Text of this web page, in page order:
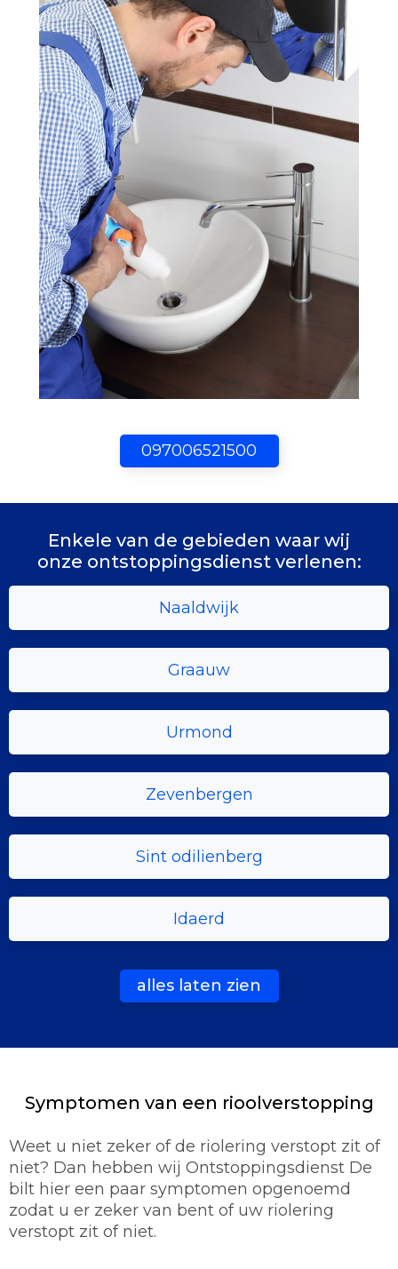
097006521500
Enkele van de gebieden waar wij
onze ontstoppingsdienst verlenen:
Naaldwijk
Graauw
Urmond
Zevenbergen
Sint odilienberg
Idaerd
alles laten zien
Symptomen van een rioolverstopping
Weet u niet zeker of de riolering verstopt zit of
niet? Dan hebben wij Ontstoppingsdienst De
bilt hier een paar symptomen opgenoemd
zodat u er zeker van bent of uw riolering
verstopt zit of niet.